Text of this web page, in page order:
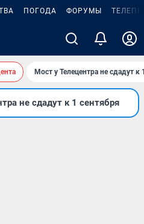
ПОГОДА ФОРУМЫ
Мост у Телецентра не сдадут к
не сдадут к 1 сентября